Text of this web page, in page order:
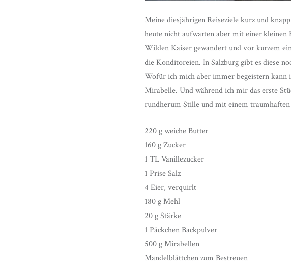
Meine diesjährigen Reiseziele kurz und
heute nicht aufwarten aber mit einer kleinen
Wilden Kaiser gewandert und vor kurzem
die Konditoreien. In Salzburg gibt es diese
Wofür ich mich aber immer begeistern
Mirabelle. Und während ich mir das erste
rundherum Stille und mit einem
220 g weiche Butter
160 g Zucker
1 TL Vanillezucker
1 Prise Salz
4 Eier, verquirlt
180 g Mehl
20 g Stärke
1 Päckchen Backpulver
500 g Mirabellen
Mandelblättchen zum Bestreuen